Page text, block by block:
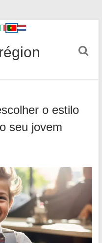
o estilo
seu jovem